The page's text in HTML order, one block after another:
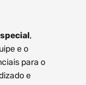
,
e o
para o
e